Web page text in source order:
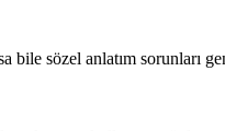
sözel anlatım sorunları